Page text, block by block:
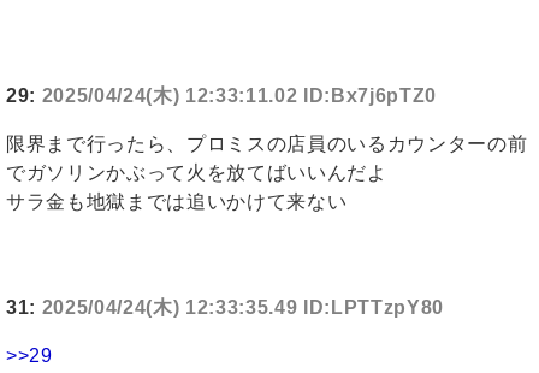
29: 2025/04/24(木) 12:33:11.02 ID:Bx7j6pTZ0
限界まで行ったら、プロミスの店員のいるカウンターの前
でガソリンかぶって火を放てばいいんだよ
サラ金も地獄までは追いかけて来ない
31: 2025/04/24(木) 12:33:35.49 ID:LPTTzpY80
>>29